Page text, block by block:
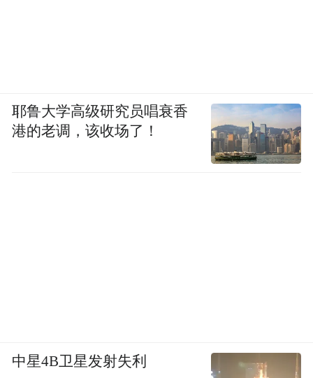
耶鲁大学高级研究员唱衰香
港的老调，该收场了！
中星4B卫星发射失利